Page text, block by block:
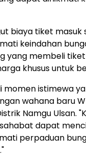
biaya tiket masuk
keindahan
yang membeli
khusus untuk
momen istimewa
wahana baru
Namgu Ulsan.
dapat
perpaduan